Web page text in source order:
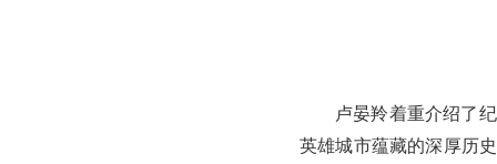
卢晏羚着重介绍了
英雄城市蕴藏的深厚历